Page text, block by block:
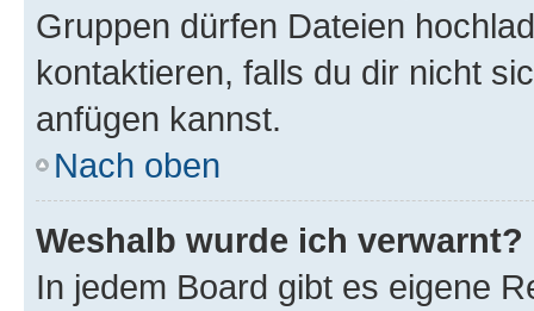
Gruppen dürfen Dateien
kontaktieren, falls du dir nicht
anfügen kannst.
Nach oben
Weshalb wurde ich verwarnt?
In jedem Board gibt es eigene